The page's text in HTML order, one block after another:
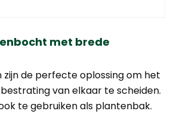
met brede
zijn de perfecte oplossing om het
van elkaar te scheiden.
te gebruiken als plantenbak.